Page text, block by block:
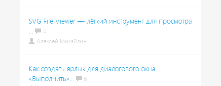
SVG File Viewer — лёгкий инструмент для просмотра
...
4
Алексей Михайлин
Как создать ярлык для диалогового окна
«Выполнить»...
6